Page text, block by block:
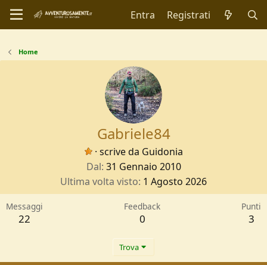
Entra Registrati
Home
Gabriele84
· scrive da Guidonia
Dal 31 Gennaio 2010
Ultima volta visto 1 Agosto 2026
Messaggi
22
Feedback
0
Punti
3
Trova